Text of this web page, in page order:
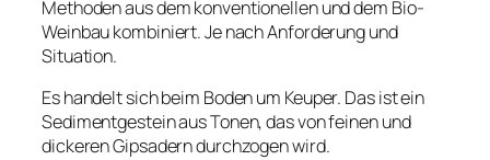
Methoden aus dem konventionellen und dem Bio-
Weinbau kombiniert. Je nach Anforderung und
Situation.
Es handelt sich beim Boden um Keuper. Das ist ein
Sedimentgestein aus Tonen, das von feinen und
dickeren Gipsadern durchzogen wird.